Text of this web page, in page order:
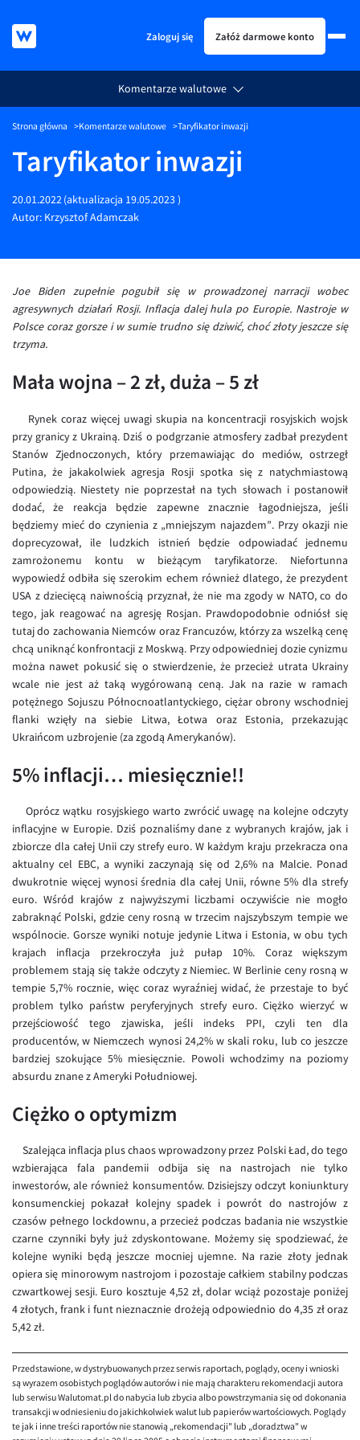
KURSY WALUT
Kursy walut
EUR/PLN
CHF/PLN
DKK/PLN
NOK/PLN
SEK/PLN
Inne pary walutowe
BGN/PLN
CAD/PLN
CNY/PLN
HKD/PLN
HUF/PLN
ILS/PLN
JPY/PLN
NZD/PLN
RON/PLN
SGD/PLN
TRY/PLN
ZAR/PLN
EUR/USD
EUR/GBP
EUR/CZK
EUR/DKK
EUR/NOK
EUR/SEK
EUR/AUD
EUR/BGN
EUR/CAD
EUR/CNY
EUR/HKD
EUR/HUF
EUR/JPY
EUR/RON
EUR/SGD
EUR/TRY
EUR/ZAR
GBP/USD
USD/CHF
KARTA WIELOWALUTOWA
Karta wielowalutowa
PRZELEWY ZAGRANICZNE
DLA FIRM
Partnerstwa
Walutomat Business
Program Afiliacyjny
Prowizje i rabaty
Metody płatności
Banki i przelewy
Aplikacja mobilna
Pomoc
Pomoc
FAQ
Konto i opłaty
Wymiana walut
Banki i przelewy
Przelewy zagraniczne
Słowniczek
Blog
Aktualności
Komentarze walutowe
Poradnik
Kontakt
Dla mediów
Zaloguj się Załóż darmowe konto
Komentarze walutowe
Strona główna Komentarze walutowe Taryfikator inwazji
Taryfikator inwazji
20.01.2022(aktualizacja 19.05.2023)
Autor: Krzysztof Adamczak
Joe Biden zupełnie pogubił się w prowadzonej narracji wobec
agresywnych działań Rosji. Inflacja dalej hula po Europie. Nastroje w
Polsce coraz gorsze i w sumie trudno się dziwić, choć złoty jeszcze się
trzyma.
Mała wojna – 2 zł, duża – 5 zł
Rynek coraz więcej uwagi skupia na koncentracji rosyjskich wojsk
przy granicy z Ukrainą. Dziś o podgrzanie atmosfery zadbał prezydent
Stanów Zjednoczonych, który przemawiając do mediów, ostrzegł
Putina, że jakakolwiek agresja Rosji spotka się z natychmiastową
odpowiedzią. Niestety nie poprzestał na tych słowach i postanowił
dodać, że reakcja będzie zapewne znacznie łagodniejsza, jeśli
będziemy mieć do czynienia z „mniejszym najazdem”. Przy okazji nie
doprecyzował, ile ludzkich istnień będzie odpowiadać jednemu
zamrożonemu kontu w bieżącym taryfikatorze. Niefortunna
wypowiedź odbiła się szerokim echem również dlatego, że prezydent
USA z dziecięcą naiwnością przyznał, że nie ma zgody w NATO, co do
tego, jak reagować na agresję Rosjan. Prawdopodobnie odniósł się
tutaj do zachowania Niemców oraz Francuzów, którzy za wszelką cenę
chcą uniknąć konfrontacji z Moskwą. Przy odpowiedniej dozie cynizmu
można nawet pokusić się o stwierdzenie, że przecież utrata Ukrainy
wcale nie jest aż taką wygórowaną ceną. Jak na razie w ramach
potężnego Sojuszu Północnoatlantyckiego, ciężar obrony wschodniej
flanki wzięły na siebie Litwa, Łotwa oraz Estonia, przekazując
Ukraińcom uzbrojenie (za zgodą Amerykanów).
5% inflacji… miesięcznie!!
Oprócz wątku rosyjskiego warto zwrócić uwagę na kolejne odczyty
inflacyjne w Europie. Dziś poznaliśmy dane z wybranych krajów, jak i
zbiorcze dla całej Unii czy strefy euro. W każdym kraju przekracza ona
aktualny cel EBC, a wyniki zaczynają się od 2,6% na Malcie. Ponad
dwukrotnie więcej wynosi średnia dla całej Unii, równe 5% dla strefy
euro. Wśród krajów z najwyższymi liczbami oczywiście nie mogło
zabraknąć Polski, gdzie ceny rosną w trzecim najszybszym tempie we
wspólnocie. Gorsze wyniki notuje jedynie Litwa i Estonia, w obu tych
krajach inflacja przekroczyła już pułap 10%. Coraz większym
problemem stają się także odczyty z Niemiec. W Berlinie ceny rosną w
tempie 5,7% rocznie, więc coraz wyraźniej widać, że przestaje to być
problem tylko państw peryferyjnych strefy euro. Ciężko wierzyć w
przejściowość tego zjawiska, jeśli indeks PPI, czyli ten dla
producentów, w Niemczech wynosi 24,2% w skali roku, lub co jeszcze
bardziej szokujące 5% miesięcznie. Powoli wchodzimy na poziomy
absurdu znane z Ameryki Południowej.
Ciężko o optymizm
Szalejąca inflacja plus chaos wprowadzony przez Polski Ład, do tego
wzbierająca fala pandemii odbija się na nastrojach nie tylko
inwestorów, ale również konsumentów. Dzisiejszy odczyt koniunktury
konsumenckiej pokazał kolejny spadek i powrót do nastrojów z
czasów pełnego lockdownu, a przecież podczas badania nie wszystkie
czarne czynniki były już zdyskontowane. Możemy się spodziewać, że
kolejne wyniki będą jeszcze mocniej ujemne. Na razie złoty jednak
opiera się minorowym nastrojom i pozostaje całkiem stabilny podczas
czwartkowej sesji. Euro kosztuje 4,52 zł, dolar wciąż pozostaje poniżej
4 złotych, frank i funt nieznacznie drożeją odpowiednio do 4,35 zł oraz
5,42 zł.
Przedstawione, w dystrybuowanych przez serwis raportach, poglądy, oceny i wnioski
są wyrazem osobistych poglądów autorów i nie mają charakteru rekomendacji autora
lub serwisu Walutomat.pl do nabycia lub zbycia albo powstrzymania się od dokonania
transakcji w odniesieniu do jakichkolwiek walut lub papierów wartościowych. Poglądy
te jak i inne treści raportów nie stanowią „rekomendacji" lub „doradztwa" w